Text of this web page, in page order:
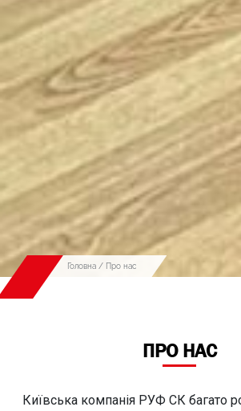
Головна / Про нас
ПРО НАС
Київська компанія РУФ СК багато